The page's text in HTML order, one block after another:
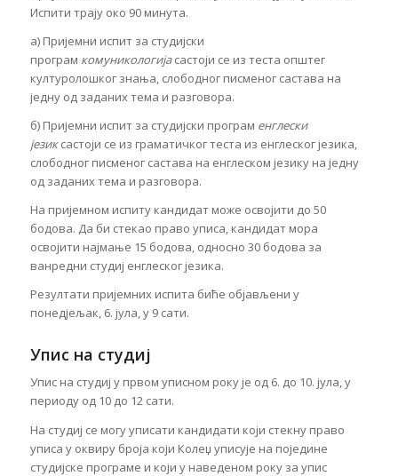
Испити трају око 90 минута.
а) Пријемни испит за студијски
програм комуникологијасастоји се из теста општег
културолошког знања, слободног писменог састава на
једну од заданих тема и разговора.
б) Пријемни испит за студијски програм енглески
језиксастоји се из граматичког теста из енглеског језика,
слободног писменог састава на енглеском језику на једну
од заданих тема и разговора.
На пријемном испиту кандидат може освојити до 50
бодова. Да би стекао право уписа, кандидат мора
освојити најмање 15 бодова, односно 30 бодова за
ванредни студиј енглеског језика.
Резултати пријемних испита биће објављени у
понедјељак, 6. јула, у 9 сати.
Упис на студиј
Упис на студиј у првом уписном року је од 6. до 10. јула, у
периоду од 10 до 12 сати.
На студиј се могу уписати кандидати који стекну право
уписа у оквиру броја који Колеџ уписује на поједине
студијске програме и који у наведеном року за упис